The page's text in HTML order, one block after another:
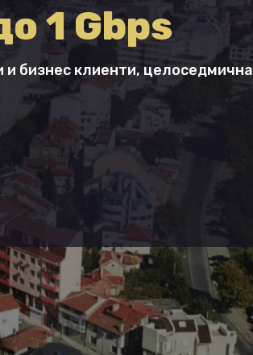
1 Gbps
бизнес клиенти, целоседмична